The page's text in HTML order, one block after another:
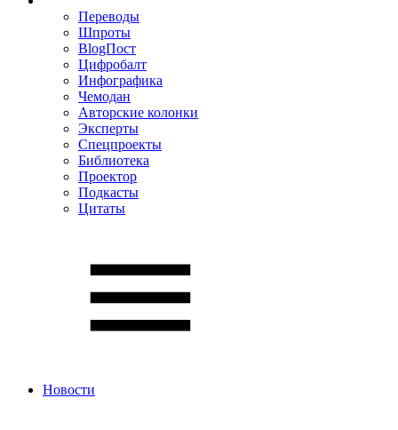
Переводы
Шпроты
BlogПост
Цифробалт
Инфографика
Чемодан
Авторские колонки
Эксперты
Спецпроекты
Библиотека
Проектор
Подкасты
Цитаты
Новости